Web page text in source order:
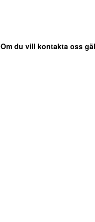
Om du vill kontakta oss